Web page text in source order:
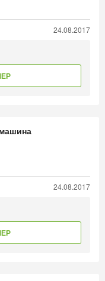
24.08.2017
24.08.2017